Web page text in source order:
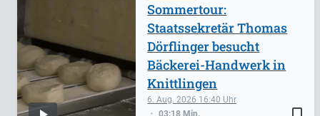
6. Aug. 2026 16:40
03:18 Min.
Sommertour:
Staatssekretär Thomas
Dörflinger besucht
Bäckerei-Handwerk in
Knittlingen